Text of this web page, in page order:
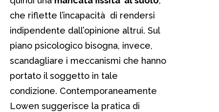
che riflette l’incapacità di rendersi
indipendente dall’opinione altrui. Sul
piano psicologico bisogna, invece,
scandagliare i meccanismi che hanno
portato il soggetto in tale
condizione. Contemporaneamente
Lowen suggerisce la pratica di